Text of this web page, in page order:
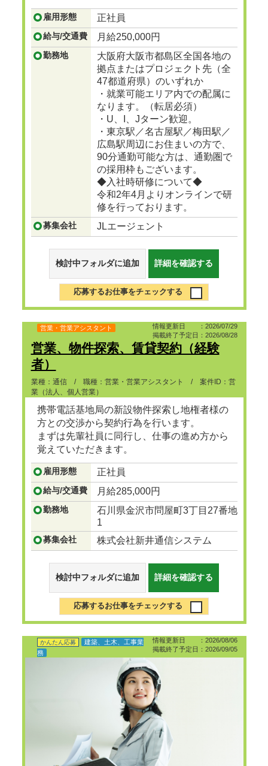
ゆくゆくは建設プロジェクトマネージャーと
して、街で見かけるビル、マンション、ショ
ッピングセンターなど地図に残る大規模な建
設の舵をとる人材に成長...つづきを見る
雇用形態 正社員
給与/交通費 月給250,000円
勤務地
大阪府大阪市都島区全国各地の
拠点またはプロジェクト先（全
47都道府県）のいずれか
・就業可能エリア内での配属に
なります。（転居必須）
・U、I、Jターン歓迎。
・東京駅／名古屋駅／梅田駅／
広島駅周辺にお住まいの方で、
90分通勤可能な方は、通勤圏で
の採用枠もございます。
◆入社時研修について◆
令和2年4月よりオンラインで研
修を行っております。
募集会社 JLエージェント
検討中フォルダに追加 詳細を確認する
応募するお仕事をチェックする
情報更新日 ：2026/07/29
掲載終了予定日：2026/08/28
営業・営業アシスタント
営業、物件探索、賃貸契約（経験
者）
業種：通信 / 職種：営業・営業アシスタント / 案件ID：営
業（法人、個人営業）
携帯電話基地局の新設物件探索し地権者様の
方との交渉から契約行為を行います。
まずは先輩社員に同行し、仕事の進め方から
覚えていただきます。
携帯事業経験者、不動産関係経験者の方大歓
迎です。
...つづきを見る
雇用形態 正社員
給与/交通費 月給285,000円
勤務地
石川県金沢市問屋町3丁目27番地
1
募集会社 株式会社新井通信システム
検討中フォルダに追加 詳細を確認する
応募するお仕事をチェックする
情報更新日 ：2026/08/06
掲載終了予定日：2026/09/05
かんたん応募
建築、土木、工事業
務